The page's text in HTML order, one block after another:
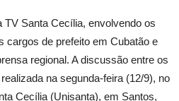
Santa Cecília, envolvendo os
cargos de prefeito em Cubatão e
regional. A discussão entre os
na segunda-feira (12/9), no
Cecília (Unisanta), em Santos,